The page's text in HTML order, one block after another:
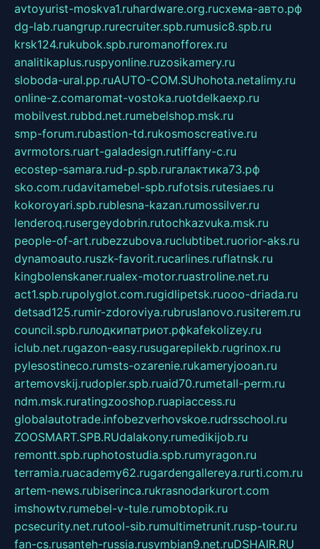
avtoyurist-moskva1.ruhardware.org.ruсхема-авто.рф
dg-lab.ruangrup.rurecruiter.spb.rumusic8.spb.ru
krsk124.rukubok.spb.ruromanofforex.ru
analitikaplus.ruspyonline.ruzosikamery.ru
sloboda-ural.pp.ruAUTO-COM.SUhohota.netalimy.ru
online-z.comaromat-vostoka.ruotdelkaexp.ru
mobilvest.rubbd.net.rumebelshop.msk.ru
smp-forum.rubastion-td.rukosmoscreative.ru
avrmotors.ruart-galadesign.rutiffany-c.ru
ecostep-samara.rud-p.spb.ruгалактика73.рф
sko.com.rudavitamebel-spb.rufotsis.rutesiaes.ru
kokoroyari.spb.rublesna-kazan.rumossilver.ru
lenderoq.rusergeydobrin.rutochkazvuka.msk.ru
people-of-art.rubezzubova.ruclubtibet.ruorior-aks.ru
dynamoauto.ruszk-favorit.rucarlines.ruflatnsk.ru
kingbolenskaner.rualex-motor.ruastroline.net.ru
act1.spb.rupolyglot.com.rugidlipetsk.ruooo-driada.ru
detsad125.rumir-zdoroviya.rubruslanovo.rusiterem.ru
council.spb.ruлодкипатриот.рфkafekolizey.ru
iclub.net.rugazon-easy.rusugarepilekb.rugrinox.ru
pylesostineco.rumsts-ozarenie.rukameryjooan.ru
artemovskij.rudopler.spb.ruaid70.rumetall-perm.ru
ndm.msk.ruratingzooshop.ruapiaccess.ru
globalautotrade.infobezverhovskoe.rudrsschool.ru
ZOOSMART.SPB.RUdalakony.rumedikijob.ru
remontt.spb.ruphotostudia.spb.rumyragon.ru
terramia.ruacademy62.rugardengallereya.rurti.com.ru
artem-news.rubiserinca.rukrasnodarkurort.com
imshowtv.rumebel-v-tule.rumobtopik.ru
pcsecurity.net.rutool-sib.rumultimetrunit.rusp-tour.ru
fan-cs.rusanteh-russia.rusymbian9.net.ruDSHAIR.RU